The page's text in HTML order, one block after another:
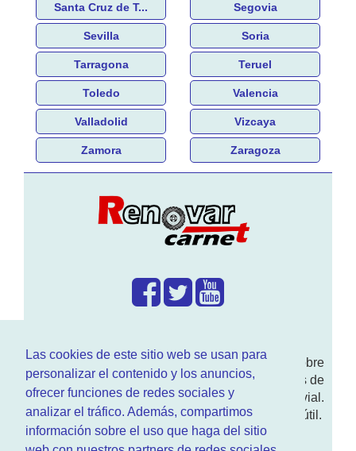
Las cookies de este sitio web se usan para
personalizar el contenido y los anuncios,
ofrecer funciones de redes sociales y
analizar el tráfico. Además, compartimos
información sobre el uso que haga del sitio
Santa Cruz de T... Segovia
Sevilla Soria
Tarragona Teruel
Toledo Valencia
Valladolid Vizcaya
Zamora Zaragoza
Enwww.RenovarCarnet.comTe contamos sobre
larenovación del permisode conducir, noticias de
actualidad motor y sobre todo seguridad vial.
Ademas tenemos todo tipo de información DGT útil.